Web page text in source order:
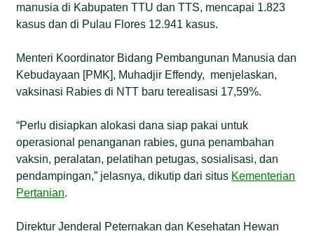
manusia di Kabupaten TTU dan TTS, mencapai 1.823
kasus dan di Pulau Flores 12.941 kasus.
Menteri Koordinator Bidang Pembangunan Manusia dan
Kebudayaan [PMK], Muhadjir Effendy, menjelaskan,
vaksinasi Rabies di NTT baru terealisasi 17,59%.
“Perlu disiapkan alokasi dana siap pakai untuk
operasional penanganan rabies, guna penambahan
vaksin, peralatan, pelatihan petugas, sosialisasi, dan
pendampingan,” jelasnya, dikutip dari situs Kementerian
Pertanian.
Direktur Jenderal Peternakan dan Kesehatan Hewan